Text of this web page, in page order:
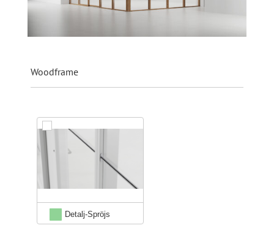
Woodframe
Detalj-Spröjs